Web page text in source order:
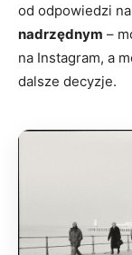
od odpowiedzi
nadrzędnym –
na Instagram, a
dalsze decyzje.